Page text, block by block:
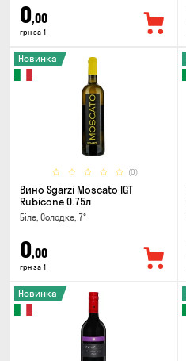
0,00
грн за 1
(0)
Новинка
Вино Sgarzi Moscato IGT
Rubicone 0.75л
Біле, Солодке, 7°
0,00
грн за 1
Новинка